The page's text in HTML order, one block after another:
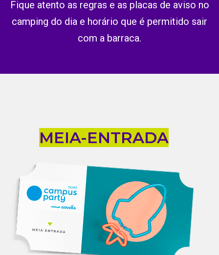
Fique atento as regras e as placas de aviso no
camping do dia e horário que é permitido sair
com a barraca.
MEIA-ENTRADA